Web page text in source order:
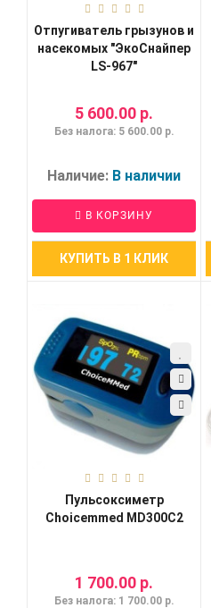
Отпугиватель грызунов и
насекомых "ЭкоСнайпер
LS-967"
5 600.00 р.
Без налога: 5 600.00 р.
Наличие: В наличии
В КОРЗИНУ
КУПИТЬ В 1 КЛИК
Пульсоксиметр
Choicemmed MD300C2
1 700.00 р.
Без налога: 1 700.00 р.